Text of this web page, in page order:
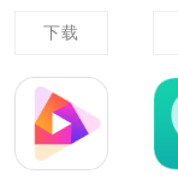
下载